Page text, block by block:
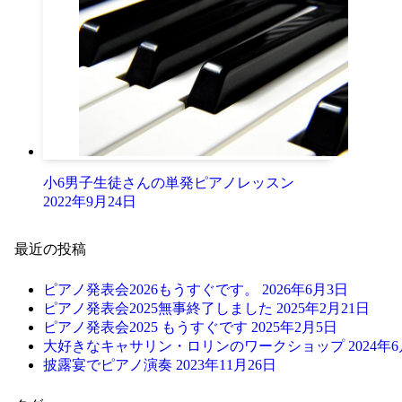
小6男子生徒さんの単発ピアノレッスン
2022年9月24日
最近の投稿
ピアノ発表会2026もうすぐです。 2026年6月3日
ピアノ発表会2025無事終了しました 2025年2月21日
ピアノ発表会2025 もうすぐです 2025年2月5日
大好きなキャサリン・ロリンのワークショップ 2024年6
披露宴でピアノ演奏 2023年11月26日